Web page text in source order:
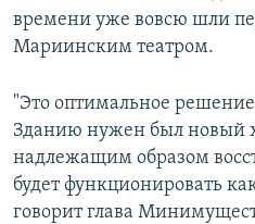
времени уже вовсю шли
Мариинским театром.
"Это оптимальное
Зданию нужен был новый
надлежащим образом
будет функционировать
говорит глава